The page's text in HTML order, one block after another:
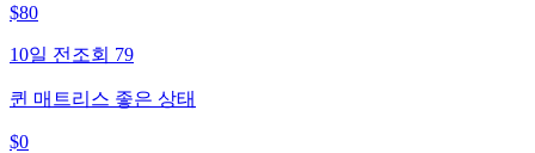
$80
10일 전 조회 79
퀸 매트리스 좋은 상태
$0